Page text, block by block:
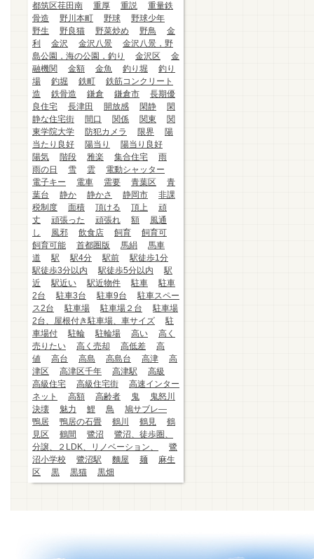
都筑区荏田南
重厚 重説
重量鉄
骨造
野川本町 野球
野球少年
野生
野良猫 野菜炒め 野鳥
金
利
金沢 金沢八景
金沢八景，野
島公園，海の公園，釣り
金沢区
金
融機関
金額 金魚 釣り堀
釣り
場
釣堀 鉄町
鉄筋コンクリート
造
鉄骨造 鎌倉 鎌倉市
長期優
良住宅
長津田 開放感 閑静
閑
静な住宅街
間口 関係 関東
関
東学院大学
防犯カメラ 限界
陽
当たり良好
陽当り
陽当り良好
陽気
階段 雅楽 集合住宅
雨
雨の日
雪 雲
電動シャッター
電子キー
電車 需要 青葉区
青
葉台
静か 静かさ 静岡市
非課
税制度
面積 頂ける 頂上
頑
丈
頑張った 頑張れ 額
風通
し
風邪 飲食店 飼育
飼育可
飼育可能
首都圏版 馬絹
馬車
道
駅 駅4分 駅前
駅徒歩1分
駅徒歩3分以内
駅徒歩5分以内
駅
近
駅近い 駅近物件 駐車
駐車
2台
駐車3台 駐車9台
駐車スペー
ス2台
駐車場 駐車場２台
駐車場
2台、屋根付き駐車場、車サイズ
駐
車場付
駐輪 駐輪場 高い
高く
売りたい
高く売却 高低差
高
値
高台 高島 高島台 高津
高
津区
高津区千年 高津駅
高級
高級住宅
高級住宅街
高速インター
ネット
高額 高齢者 鬼
鬼怒川
決壊
魅力 鯉 鳥
鳩サブレ―
鴨居
鴨居の石畳 鶴川 鶴見
鶴
見区
鶴間 鷺沼
鷺沼、徒歩圏、
分譲、２LDK、リノベーション、
鷺
沼小学校
鷺沼駅 麵屋 麺
麻生
区
黒 黒猫 黒畑